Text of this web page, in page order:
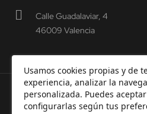
Usamos cookies propias y de
experiencia, analizar la
personalizada. Puedes
configurarlas según tus
Calle Guadalaviar, 4
46009 Valencia
© 2000-2026